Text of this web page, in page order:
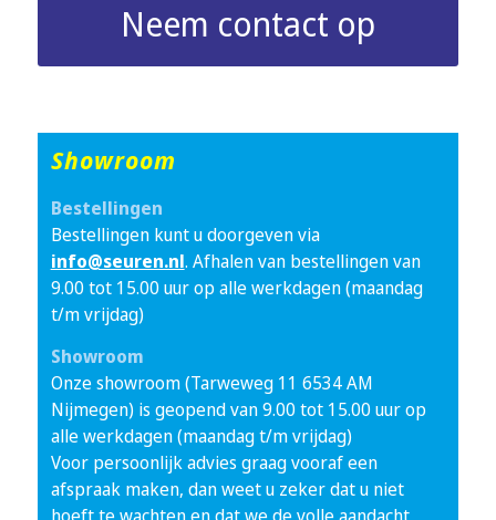
Neem contact op
Showroom
Bestellingen
Bestellingen kunt u doorgeven via
info@seuren.nl. Afhalen van bestellingen van
9.00 tot 15.00 uur op alle werkdagen (maandag
t/m vrijdag)
Showroom
Onze showroom (Tarweweg 11 6534 AM
Nijmegen) is geopend van 9.00 tot 15.00 uur op
alle werkdagen (maandag t/m vrijdag)
Voor persoonlijk advies graag vooraf een
afspraak maken, dan weet u zeker dat u niet
hoeft te wachten en dat we de volle aandacht